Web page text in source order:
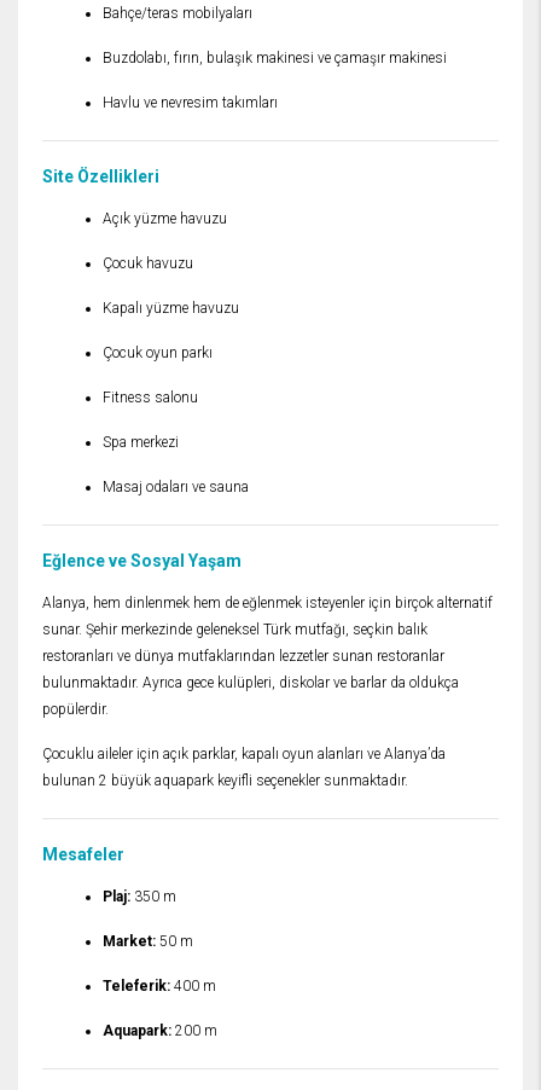
Bahçe/teras mobilyaları
Buzdolabı, fırın, bulaşık makinesi ve çamaşır makinesi
Havlu ve nevresim takımları
Site Özellikleri
Açık yüzme havuzu
Çocuk havuzu
Kapalı yüzme havuzu
Çocuk oyun parkı
Fitness salonu
Spa merkezi
Masaj odaları ve sauna
Eğlence ve Sosyal Yaşam
Alanya, hem dinlenmek hem de eğlenmek isteyenler için birçok alternatif
sunar. Şehir merkezinde geleneksel Türk mutfağı, seçkin balık
restoranları ve dünya mutfaklarından lezzetler sunan restoranlar
bulunmaktadır. Ayrıca gece kulüpleri, diskolar ve barlar da oldukça
popülerdir.
Çocuklu aileler için açık parklar, kapalı oyun alanları ve Alanya’da
bulunan 2 büyük aquapark keyifli seçenekler sunmaktadır.
Mesafeler
Plaj: 350 m
Market: 50 m
Teleferik: 400 m
Aquapark: 200 m